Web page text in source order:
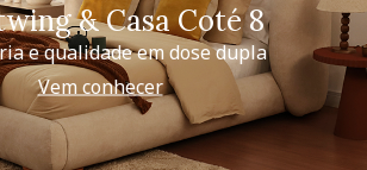
& Casa Coté 8
e qualidade em dose dupla
Vem conhecer